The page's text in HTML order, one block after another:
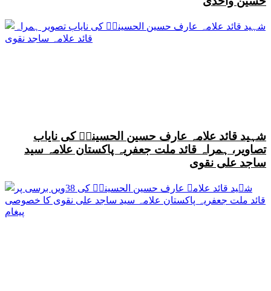
شہید قائد علامہ عارف حسین الحسینیؒ کی نایاب
تصاویر، ہمراہ قائد ملت جعفریہ پاکستان علامہ سید
ساجد علی نقوی